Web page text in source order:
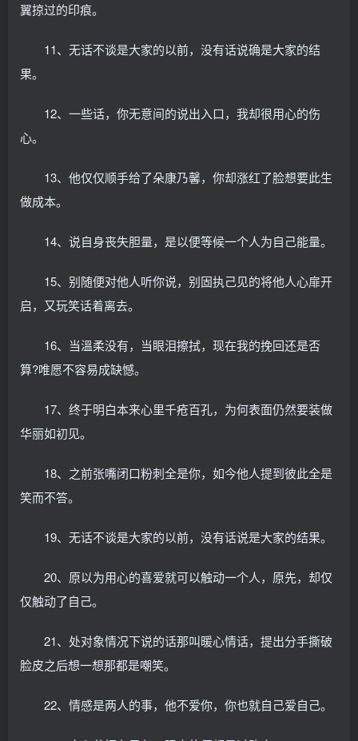
翼掠过的印痕。
11、无话不谈是大家的以前，没有话说确是大家的结
果。
12、一些话，你无意间的说出入口，我却很用心的伤
心。
13、他仅仅顺手给了朵康乃馨，你却涨红了脸想要此生
做成本。
14、说自身丧失胆量，是以便等候一个人为自己能量。
15、别随便对他人听你说，别固执己见的将他人心扉开
启，又玩笑话着离去。
16、当溫柔没有，当眼泪擦拭，现在我的挽回还是否
算?唯愿不容易成缺憾。
17、终于明白本来心里千疮百孔，为何表面仍然要装做
华丽如初见。
18、之前张嘴闭口粉刺全是你，如今他人提到彼此全是
笑而不答。
19、无话不谈是大家的以前，没有话说是大家的结果。
20、原以为用心的喜爱就可以触动一个人，原先，却仅
仅触动了自己。
21、处对象情况下说的话那叫暖心情话，提出分手撕破
脸皮之后想一想那都是嘲笑。
22、情感是两人的事，他不爱你，你也就自己爱自己。